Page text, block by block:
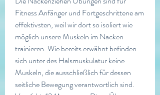
Fitness Anfänger und Fortgeschrittene am
effektivsten, weil wir dort so isoliert wie
möglich unsere Muskeln im Nacken
trainieren. Wie bereits erwähnt befinden
sich unter des Halsmuskulatur keine
Muskeln, die ausschließlich für dessen
seitliche Bewegung verantwortlich sind.